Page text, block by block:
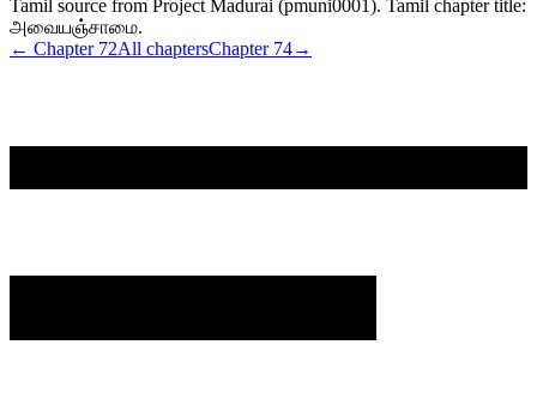
Tamil source from Project Madurai (pmuni0001). Tamil chapter title:
அவையஞ்சாமை.
← Chapter 72All chaptersChapter 74→